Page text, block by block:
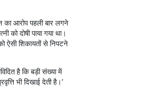
आरोप पहली बार लगने
को दोषी पाया गया था।
ऐसी शिकायतों से निपटने
है कि बड़ी संख्या में
भी दिखाई देती है।’